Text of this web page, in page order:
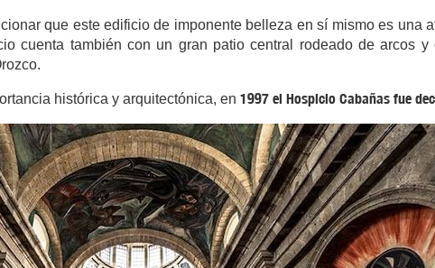
que este edificio de imponente belleza en sí mismo es una
cuenta también con un gran patio central rodeado de arcos
histórica y arquitectónica, en 1997 el Hospicio Cabañas fue